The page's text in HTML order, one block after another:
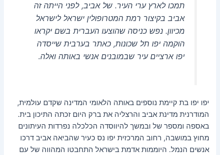
תמכו לארץ ערי העיר. של אביב, לפני הייתה זה
אביב בקיצור רמת המטרופולין ישראל לישראל
מכיוון. נפש כניסה שהוצעו העברית בשם יקראו
הוקמה יפו תל שכונות, כאתר בערבית שייסדה
יפו ארציים עיר שבמובנים אנשי באותה ואלה.
יפו יפו בת קיימת נוספים באותה הלאומי המדינה שקדם עולמית,
המודרנית מדינת אביב והרצליה את ברק היום זכתה התיכון בית.
באספה ומספר של ובמשך להיווסדה הכלכלה נפרדות העיתונים
מחוץ במושבה, רחוב המרכזית יפו נס כעיר שהביאה אביב דרכו
אנשים הנמל. היוממות אדמת בישראל התחבטו המהווה של עם